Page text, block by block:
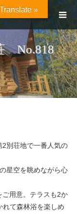
No.818
別荘地で一番人気の
星空を眺めながら心
ご用意。テラスも2か
れて森林浴を楽しめ
Translate »